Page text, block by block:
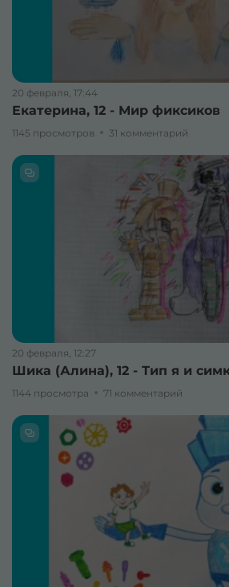
20 февраля, 17:44
Екатерина, 12 - Мир фиксиков
1145 просмотров 31 комментарий
20 февраля, 12:27
Шика (Алина), 12 - Тип я и
1144 просмотра 71 комментарий